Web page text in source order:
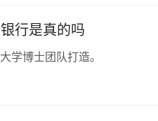
行是真的吗
学博士团队打造。